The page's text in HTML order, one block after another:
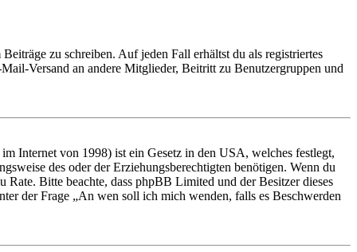
zu schreiben. Auf jeden Fall erhältst du als registriertes
Versand an andere Mitglieder, Beitritt zu Benutzergruppen und
Internet von 1998) ist ein Gesetz in den USA, welches festlegt,
des oder der Erziehungsberechtigten benötigen. Wenn du
Bitte beachte, dass phpBB Limited und der Besitzer dieses
der Frage „An wen soll ich mich wenden, falls es Beschwerden